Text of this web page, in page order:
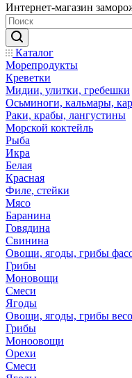
Интернет-магазин
Каталог
Морепродукты
Креветки
Мидии, улитки, гребешки
Осьминоги, кальмары,
Раки, крабы, лангустины
Морской коктейль
Рыба
Икра
Белая
Красная
Филе, стейки
Мясо
Баранина
Говядина
Свинина
Овощи, ягоды, грибы
Грибы
Моновощи
Смеси
Ягоды
Овощи, ягоды, грибы
Грибы
Моноовощи
Орехи
Смеси